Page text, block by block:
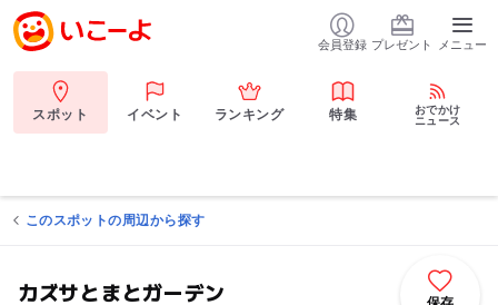
会員登録 プレゼント メニュー
スポット イベント ランキング 特集
おでかけ
ニュース
このスポットの周辺から探す
カズサとまとガーデン